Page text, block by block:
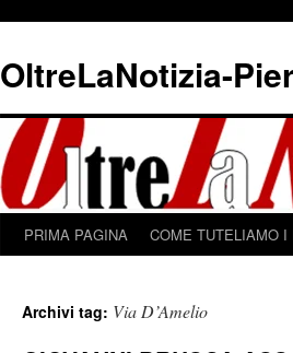
contenuto
OltreLaNotizia-
PRIMA PAGINA COME TUTELIAMO I
Archivi tag: Via D’Amelio